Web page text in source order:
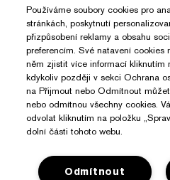
Používáme soubory cookies pro
stránkách, poskytnutí
přizpůsobení reklamy a obsahu
preferencím. Své natavení cookies
něm zjistit více informací kliknutím
kdykoliv později v sekci Ochrana
na Přijmout nebo Odmítnout
nebo odmítnou všechny cookies.
odvolat kliknutím na položku
dolní části tohoto webu.
Odmítnout